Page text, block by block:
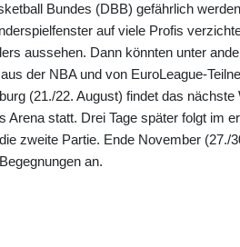
Bundes (DBB) gefährlich
auf viele Profis
aussehen. Dann könnten unter
der NBA und von EuroLeague-
(21./22. August) findet das
Arena statt. Drei Tage später folgt im
zweite Partie. Ende November (27./
an.